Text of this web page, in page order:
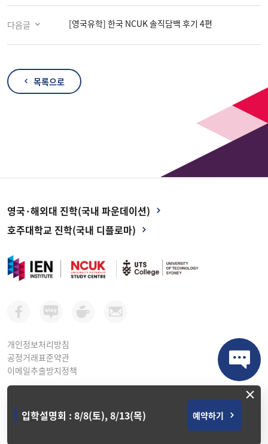
다음글 [영국유학] 한국 NCUK 솔직담백 후기 4편
목록으로
×
입학설명회 : 8/8(토), 8/13(목) 예약하기
영국·해외대 진학(국내 파운데이션)
호주대학교 진학(국내 디플로마)
서울시 강남구 테헤란로 416, 연봉빌딩 2층 (선릉역 1번 출구)
T. (02) 3471-9911 ㅣ E. Info@ienkorea.com
개인정보처리방침
공정거래표준약관
이메일추출방지정책